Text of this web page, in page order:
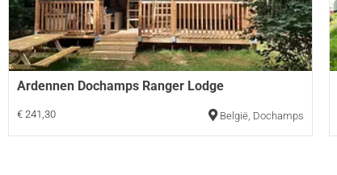
Ardennen Dochamps Ranger Lodge
€ 241,30 België, Dochamps